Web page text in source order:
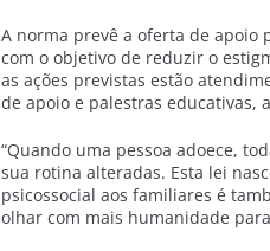
A norma prevê a oferta de apoio
com o objetivo de reduzir o
as ações previstas estão
de apoio e palestras educativas,
“Quando uma pessoa adoece,
sua rotina alteradas. Esta lei
psicossocial aos familiares é
olhar com mais humanidade